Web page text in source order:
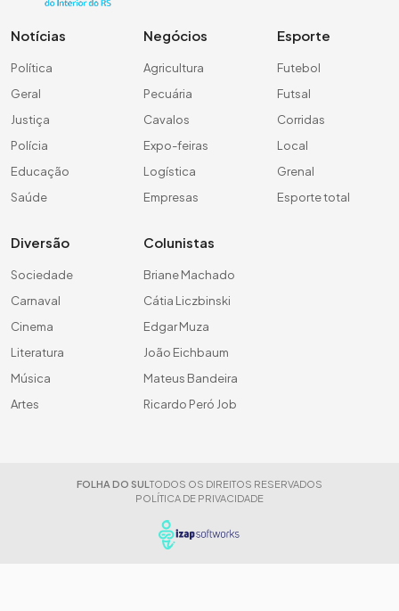
Notícias
Política
Geral
Justiça
Polícia
Educação
Saúde
Negócios
Agricultura
Pecuária
Cavalos
Expo-feiras
Logística
Empresas
Esporte
Futebol
Futsal
Corridas
Local
Grenal
Esporte total
Diversão
Sociedade
Carnaval
Cinema
Literatura
Música
Artes
Colunistas
Briane Machado
Cátia Liczbinski
Edgar Muza
João Eichbaum
Mateus Bandeira
Ricardo Peró Job
FOLHA DO SUL TODOS OS DIREITOS RESERVADOS
POLÍTICA DE PRIVACIDADE